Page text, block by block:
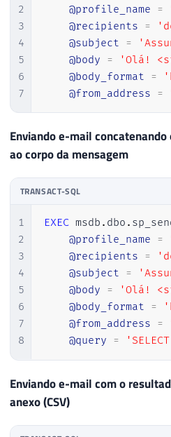
2
3
4
5
6
7
@profile_name =
@recipients =
@subject =
@body = 'Olá!
@body_format =
@from_address =
Enviando e-mail
ao corpo da mensagem
TRANSACT-SQL
1
2
3
4
5
6
7
8
EXEC msdb . dbo .
@profile_name =
@recipients =
@subject =
@body = 'Olá!
@body_format =
@from_address =
@query =
Enviando e-mail com o
anexo (CSV)